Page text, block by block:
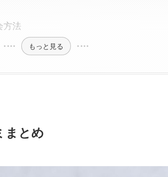
方法
もっと見る
まとめ